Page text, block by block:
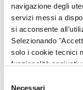
navigazione degli
servizi messi a
si acconsente
Selezionando
solo i cookie tecnici
funzionalità
Necessari